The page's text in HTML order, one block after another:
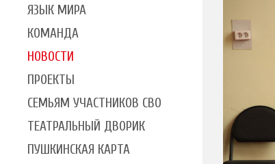
ЯЗЫК МИРА
КОМАНДА
НОВОСТИ
ПРОЕКТЫ
СЕМЬЯМ УЧАСТНИКОВ СВО
ТЕАТРАЛЬНЫЙ ДВОРИК
ПУШКИНСКАЯ КАРТА